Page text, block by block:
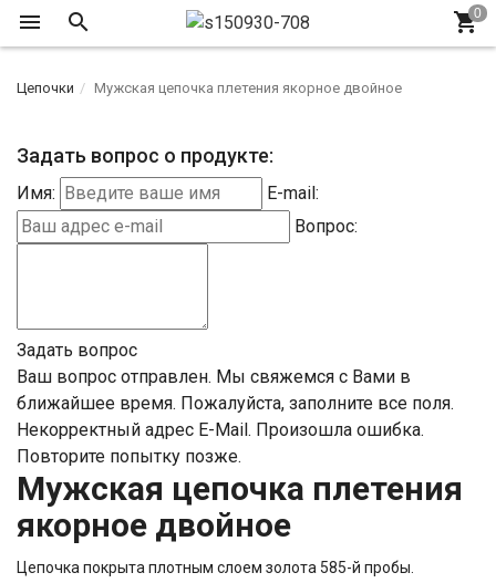
Цепочки Мужская цепочка плетения якорное двойное
Задать вопрос о продукте:
Имя:
E-mail:
Вопрос:
Задать вопрос
Ваш вопрос отправлен. Мы свяжемся с Вами в
ближайшее время. Пожалуйста, заполните все поля.
Некорректный адрес E-Mail. Произошла ошибка.
Повторите попытку позже.
Мужская цепочка плетения
якорное двойное
Цепочка покрыта плотным слоем золота 585-й пробы.